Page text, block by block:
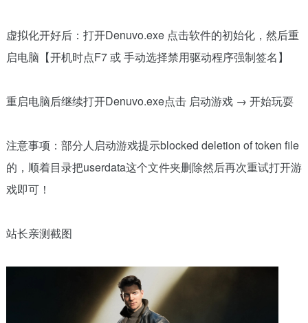
虚拟化开好后：打开Denuvo.exe 点击软件的初始化，然后重
启电脑【开机时点F7 或 手动选择禁用驱动程序强制签名】
重启电脑后继续打开Denuvo.exe点击 启动游戏 → 开始玩耍
注意事项：部分人启动游戏提示blocked deletion of token file
的，顺着目录把userdata这个文件夹删除然后再次重试打开游
戏即可！
站长亲测截图